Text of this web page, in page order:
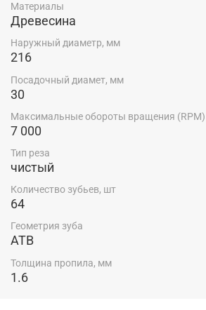
Материалы
Древесина
Наружный диаметр, мм
216
Посадочный диамет, мм
30
Максимальные обороты вращения (RPM)
7 000
Тип реза
чистый
Количество зубьев, шт
64
Геометрия зуба
ATB
Толщина пропила, мм
1.6